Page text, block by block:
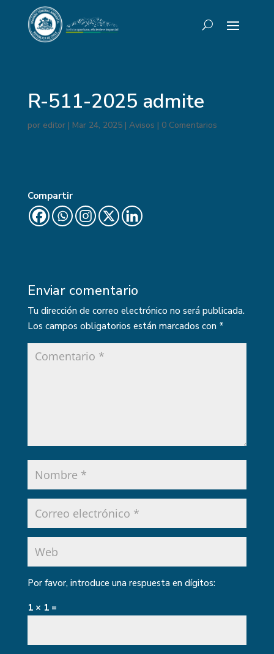
R-511-2025 admite
por editor| Mar 24, 2025| Avisos | 0 Comentarios
Compartir
Enviar comentario
Tu dirección de correo electrónico no será publicada.
Los campos obligatorios están marcados con *
Por favor, introduce una respuesta en dígitos:
1 × 1 =